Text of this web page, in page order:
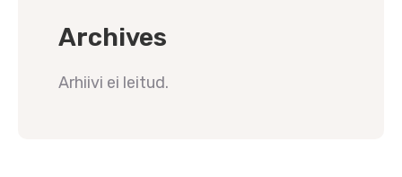
Archives
Arhiivi ei leitud.